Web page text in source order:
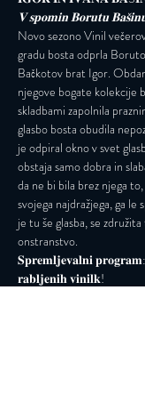
𝐕 𝐬𝐩𝐨𝐦𝐢𝐧 𝐁𝐨𝐫𝐮𝐭𝐮
Novo sezono Vinil
gradu bosta odprla
Bačkotov brat Igor.
njegove bogate kolekcije
skladbami zapolnila
glasbo bosta obudila
je odpiral okno v svet
obstaja samo dobra in
da ne bi bila brez njega
svojega najdražjega, ga le
je tu še glasba, se
onstranstvo.
𝐒𝐩𝐫𝐞𝐦𝐥𝐣𝐞𝐯𝐚𝐥𝐧𝐢
𝐫𝐚𝐛𝐥𝐣𝐞𝐧𝐢𝐡 𝐯𝐢𝐧𝐢𝐥𝐤!